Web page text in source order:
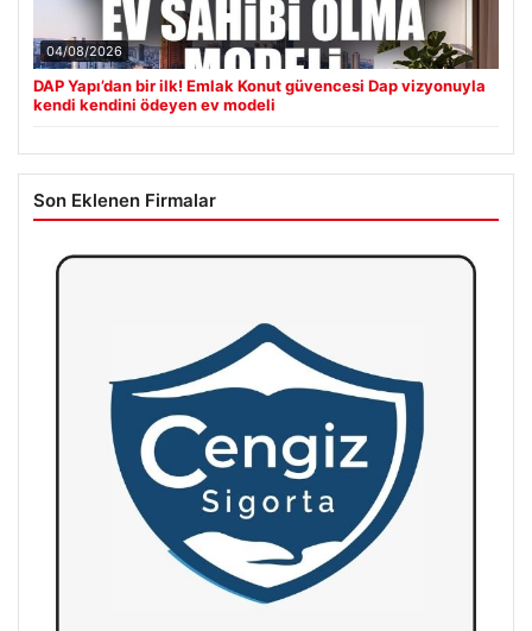
04/08/2026
DAP Yapı’dan bir ilk! Emlak Konut güvencesi Dap vizyonuyla
kendi kendini ödeyen ev modeli
Son Eklenen Firmalar